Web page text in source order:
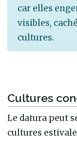
car elles
visibles,
cultures.
Cultures
Le datura peut
cultures